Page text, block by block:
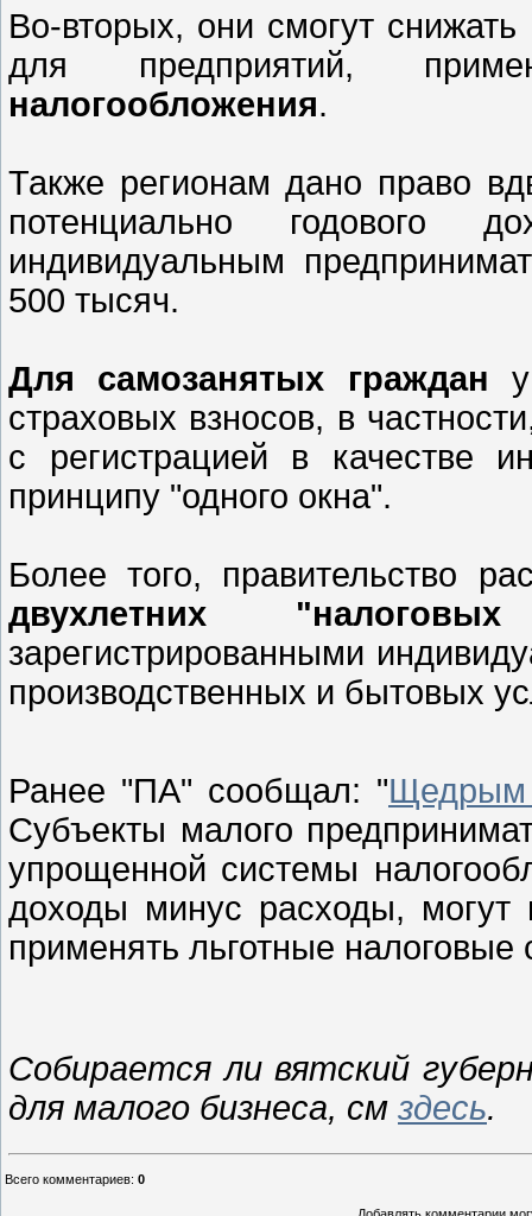
Во-вторых, они смогут
для предприятий,
налогообложения.
Также регионам дано право
потенциально годового
индивидуальным
500 тысяч.
Для самозанятых граждан
страховых взносов, в
с регистрацией в качестве
принципу "одного окна".
Более того, правительство
двухлетних
зарегистрированными
производственных и бытовых
Ранее "ПА" сообщал: "Щедрым
Субъекты малого
упрощенной системы
доходы минус расходы, могут
применять льготные налоговые
Собирается ли вятский
для малого бизнеса, см здесь.
Всего комментариев: 0